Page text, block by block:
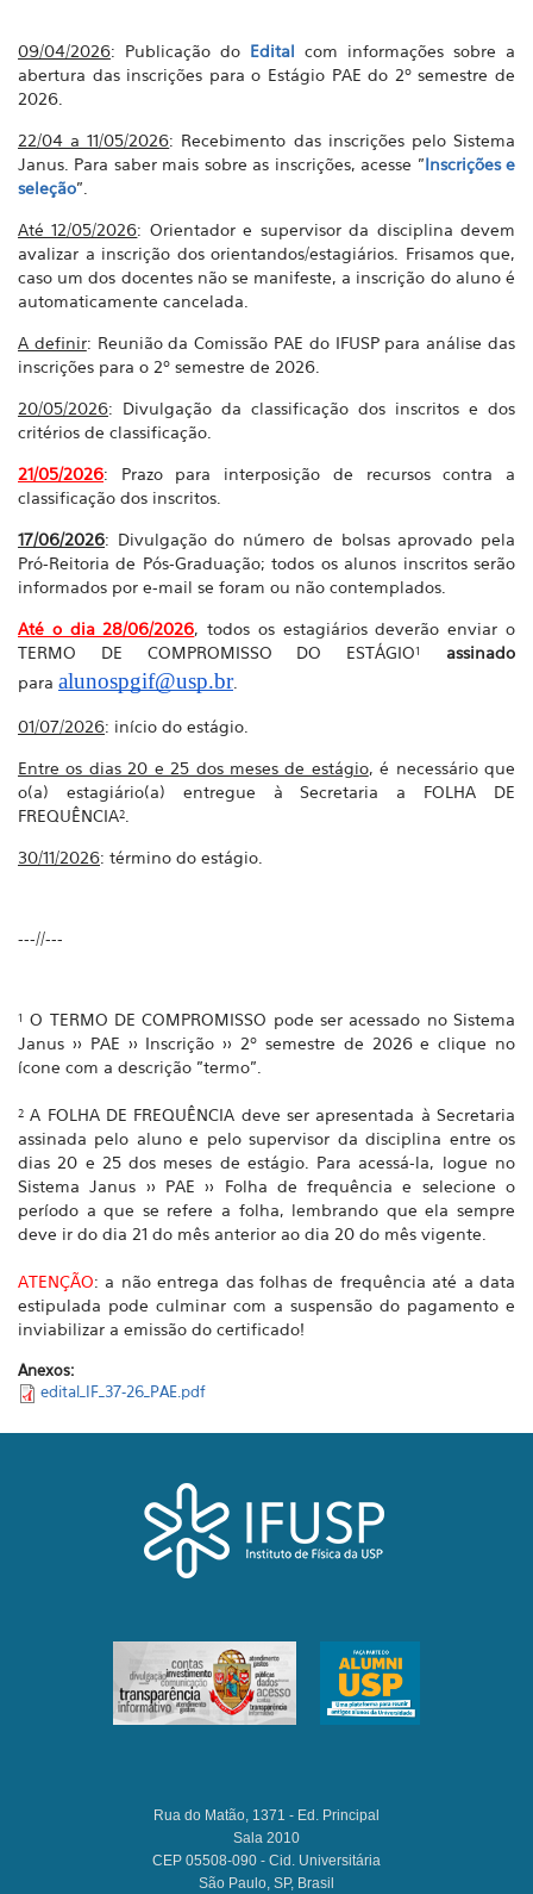
09/04/2026: Publicação do Edital com informações sobre a
abertura das inscrições para o Estágio PAE do 2º semestre de
2026.
22/04 a 11/05/2026: Recebimento das inscrições pelo Sistema
Janus. Para saber mais sobre as inscrições, acesse "Inscrições e
seleção".
Até 12/05/2026: Orientador e supervisor da disciplina devem
avalizar a inscrição dos orientandos/estagiários. Frisamos que,
caso um dos docentes não se manifeste, a inscrição do aluno é
automaticamente cancelada.
A definir: Reunião da Comissão PAE do IFUSP para análise das
inscrições para o 2º semestre de 2026.
20/05/2026: Divulgação da classificação dos inscritos e dos
critérios de classificação.
21/05/2026: Prazo para interposição de recursos contra a
classificação dos inscritos.
17/06/2026: Divulgação do número de bolsas aprovado pela
Pró-Reitoria de Pós-Graduação; todos os alunos inscritos serão
informados por e-mail se foram ou não contemplados.
Até o dia 28/06/2026, todos os estagiários deverão enviar o
TERMO DE COMPROMISSO DO ESTÁGIO¹ assinado
para alunospgif@usp.br.
01/07/2026: início do estágio.
Entre os dias 20 e 25 dos meses de estágio, é necessário que
o(a) estagiário(a) entregue à Secretaria a FOLHA DE
FREQUÊNCIA².
30/11/2026: término do estágio.
---//---
¹ O TERMO DE COMPROMISSO pode ser acessado no Sistema
Janus >> PAE >> Inscrição >> 2º semestre de 2026 e clique no
ícone com a descrição "termo".
² A FOLHA DE FREQUÊNCIA deve ser apresentada à Secretaria
assinada pelo aluno e pelo supervisor da disciplina entre os
dias 20 e 25 dos meses de estágio. Para acessá-la, logue no
Sistema Janus >> PAE >> Folha de frequência e selecione o
período a que se refere a folha, lembrando que ela sempre
deve ir do dia 21 do mês anterior ao dia 20 do mês vigente.
ATENÇÃO: a não entrega das folhas de frequência até a data
estipulada pode culminar com a suspensão do pagamento e
inviabilizar a emissão do certificado!
Anexos:
edital_IF_37-26_PAE.pdf
Rua do Matão, 1371 - Ed. Principal
Sala 2010
CEP 05508-090 - Cid. Universitária
São Paulo, SP, Brasil